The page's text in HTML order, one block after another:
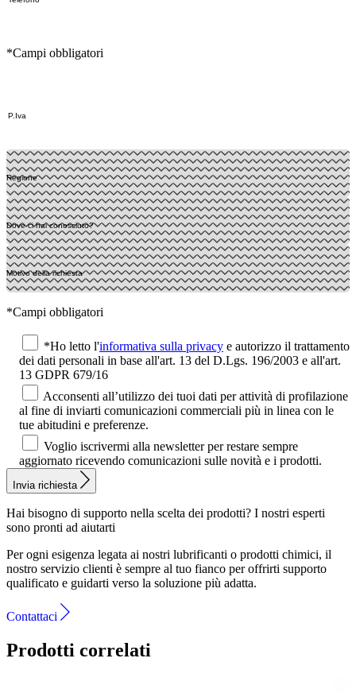
*Campi obbligatori
*Campi obbligatori
*Ho letto l'informativa sulla privacy e autorizzo il trattamento
dei dati personali in base all'art. 13 del D.Lgs. 196/2003 e all'art.
13 GDPR 679/16
Acconsenti all’utilizzo dei tuoi dati per attività di profilazione
al fine di inviarti comunicazioni commerciali più in linea con le
tue abitudini e preferenze.
Voglio iscrivermi alla newsletter per restare sempre
aggiornato ricevendo comunicazioni sulle novità e i prodotti.
Invia richiesta
Hai bisogno di supporto nella scelta dei prodotti? I nostri esperti
sono pronti ad aiutarti
Per ogni esigenza legata ai nostri lubrificanti o prodotti chimici, il
nostro servizio clienti è sempre al tuo fianco per offrirti supporto
qualificato e guidarti verso la soluzione più adatta.
Contattaci
Prodotti correlati